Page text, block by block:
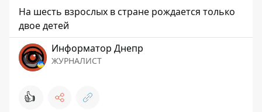
На шесть взрослых в стране рождается только
двое детей
Информатор Днепр
ЖУРНАЛИСТ
👍